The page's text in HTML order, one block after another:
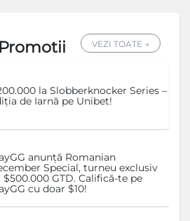
VEZI TOATE →
la Slobberknocker Series –
de Iarnă pe Unibet!
anunță Romanian
Special, turneu exclusiv
$500.000 GTD. Califică-te pe
cu doar $10!